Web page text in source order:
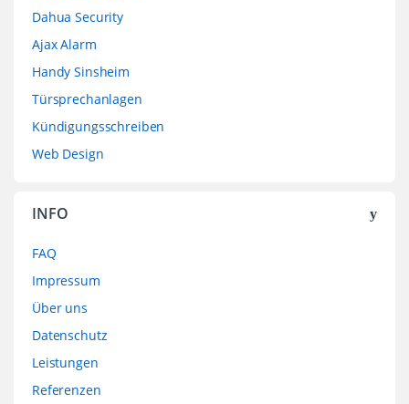
Dahua Security
Ajax Alarm
Handy Sinsheim
Türsprechanlagen
Kündigungsschreiben
Web Design
INFO
FAQ
Impressum
Über uns
Datenschutz
Leistungen
Referenzen